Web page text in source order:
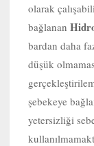
olarak
bağlanan
bardan daha
düşük
şebekeye
yetersizliği